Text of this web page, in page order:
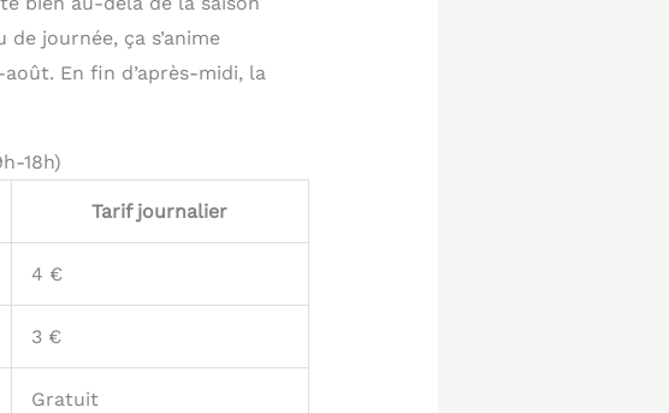
journée, ça s’anime
En fin d’après-midi, la
18h)
Tarif journalier
4 €
3 €
Gratuit